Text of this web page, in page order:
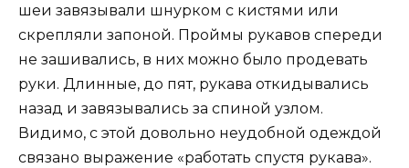
шеи завязывали шнурком с кистями или
скрепляли запоной. Проймы рукавов спереди
не зашивались, в них можно было продевать
руки. Длинные, до пят, рукава откидывались
назад и завязывались за спиной узлом.
Видимо, с этой довольно неудобной одеждой
связано выражение «работать спустя рукава».